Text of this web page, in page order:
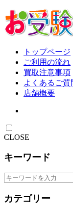
トップページ
ご利用の流れ
買取注意事項
よくあるご質
店舗概要
CLOSE
キーワード
カテゴリー